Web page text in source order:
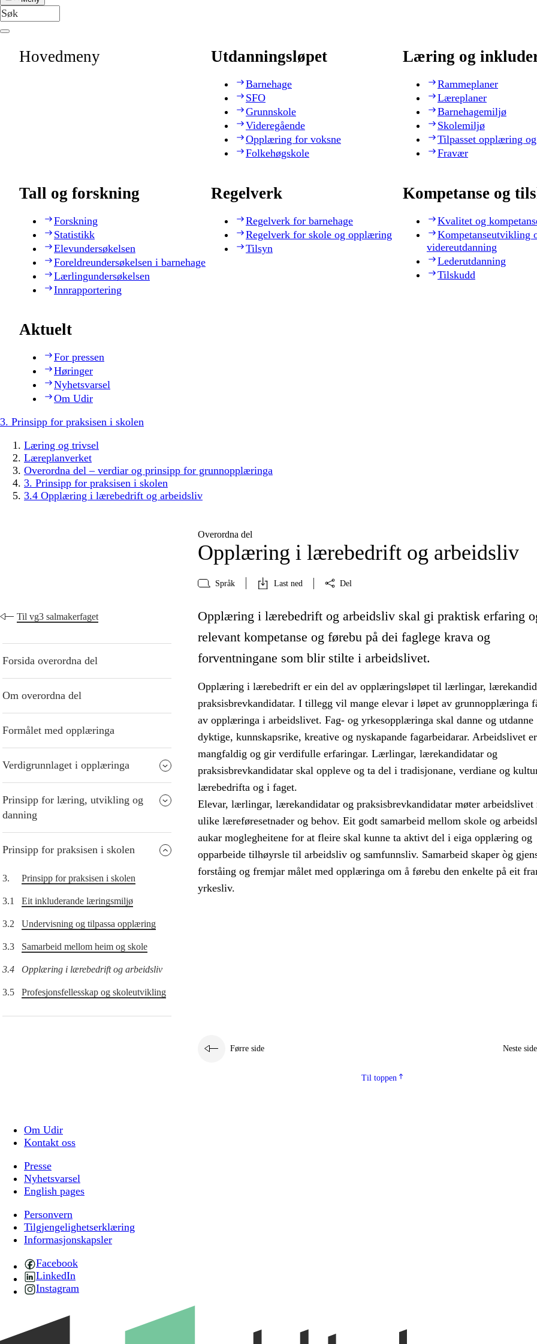
Hovedmeny Utdanningsløpet
Barnehage
SFO
Grunnskole
Videregående
Opplæring for voksne
Folkehøgskole
Læring og
Rammeplaner
Læreplaner
Barnehagemiljø
Skolemiljø
Tilpasset opplæring
Fravær
Tall og forskning
Forskning
Statistikk
Elevundersøkelsen
Foreldreundersøkelsen i barnehage
Lærlingundersøkelsen
Innrapportering
Regelverk
Regelverk for barnehage
Regelverk for skole og opplæring
Tilsyn
Kompetanse og
Kvalitet og
Kompetanseutvikling
videreutdanning
Lederutdanning
Tilskudd
Aktuelt
For pressen
Høringer
Nyhetsvarsel
Om Udir
3. Prinsipp for praksisen i skolen
Læring og trivsel
Læreplanverket
Overordna del – verdiar og prinsipp for grunnopplæringa
3. Prinsipp for praksisen i skolen
3.4 Opplæring i lærebedrift og arbeidsliv
Overordna del
Opplæring i lærebedrift og arbeidsliv
Språk Last ned Del
Til vg3 salmakerfaget
Forsida overordna del
Om overordna del
Formålet med opplæringa
Verdigrunnlaget i opplæringa
Prinsipp for læring, utvikling og
danning
Prinsipp for praksisen i skolen
3. Prinsipp for praksisen i skolen
3.1 Eit inkluderande læringsmiljø
3.2 Undervisning og tilpassa opplæring
3.3 Samarbeid mellom heim og skole
3.4 Opplæring i lærebedrift og arbeidsliv
3.5 Profesjonsfellesskap og skoleutvikling
Opplæring i lærebedrift og arbeidsliv skal gi praktisk erfaring
relevant kompetanse og førebu på dei faglege krava og
forventningane som blir stilte i arbeidslivet.
Opplæring i lærebedrift er ein del av opplæringsløpet til lærlingar,
praksisbrevkandidatar. I tillegg vil mange elevar i løpet av grunnopplæringa
av opplæringa i arbeidslivet. Fag- og yrkesopplæringa skal danne og utdanne
dyktige, kunnskapsrike, kreative og nyskapande fagarbeidarar. Arbeidslivet er
mangfaldig og gir verdifulle erfaringar. Lærlingar, lærekandidatar og
praksisbrevkandidatar skal oppleve og ta del i tradisjonane, verdiane og
lærebedrifta og i faget.
Elevar, lærlingar, lærekandidatar og praksisbrevkandidatar møter arbeidslivet
ulike læreføresetnader og behov. Eit godt samarbeid mellom skole og
aukar moglegheitene for at fleire skal kunne ta aktivt del i eiga opplæring og
opparbeide tilhøyrsle til arbeidsliv og samfunnsliv. Samarbeid skaper òg
forståing og fremjar målet med opplæringa om å førebu den enkelte på eit
yrkesliv.
Førre side Neste side
Til toppen
Om Udir
Kontakt oss
Presse
Nyhetsvarsel
English pages
Personvern
Tilgjengelighetserklæring
Informasjonskapsler
Facebook
LinkedIn
Instagram